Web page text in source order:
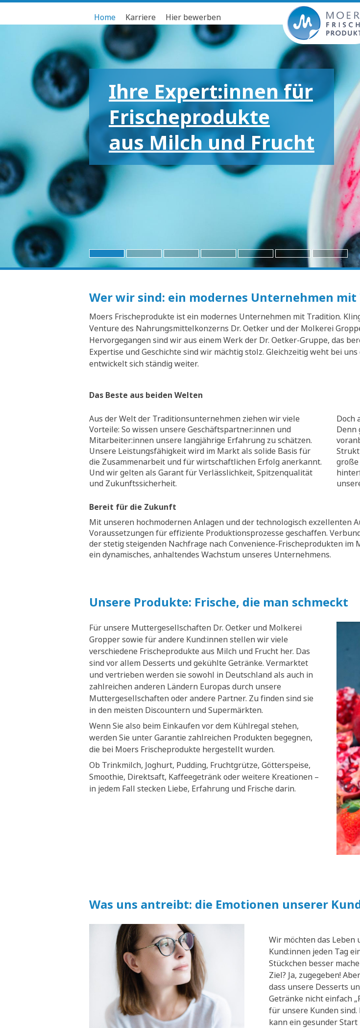
Home Karriere Hier bewerben
Ihre Expert:innen für
Frischeprodukte
aus Milch und Frucht
Für die großen und
kleinen Emotionen
Wer wir sind: ein modernes Unternehmen
Moers Frischeprodukte ist ein modernes Unternehmen mit Tradition.
Venture des Nahrungsmittelkonzerns Dr. Oetker und der Molkerei
Hervorgegangen sind wir aus einem Werk der Dr. Oetker-Gruppe, das
Expertise und Geschichte sind wir mächtig stolz. Gleichzeitig weht bei
entwickelt sich ständig weiter.
Das Beste aus beiden Welten
Aus der Welt der Traditionsunternehmen ziehen wir viele
Vorteile: So wissen unsere Geschäftspartner:innen und
Mitarbeiter:innen unsere langjährige Erfahrung zu schätzen.
Unsere Leistungsfähigkeit wird im Markt als solide Basis für
die Zusammenarbeit und für wirtschaftlichen Erfolg anerkannt.
Und wir gelten als Garant für Verlässlichkeit, Spitzenqualität
und Zukunftssicherheit.
Doch
Denn
große
Bereit für die Zukunft
Mit unseren hochmodernen Anlagen und der technologisch exzellenten
Voraussetzungen für effiziente Produktionsprozesse geschaffen.
der stetig steigenden Nachfrage nach Convenience-Frischeprodukten
ein dynamisches, anhaltendes Wachstum unseres Unternehmens.
Unsere Produkte: Frische, die man schmeckt
Für unsere Muttergesellschaften Dr. Oetker und Molkerei
Gropper sowie für andere Kund:innen stellen wir viele
verschiedene Frischeprodukte aus Milch und Frucht her. Das
sind vor allem Desserts und gekühlte Getränke. Vermarktet
und vertrieben werden sie sowohl in Deutschland als auch in
zahlreichen anderen Ländern Europas durch unsere
Muttergesellschaften oder andere Partner. Zu finden sind sie
in den meisten Discountern und Supermärkten.
Wenn Sie also beim Einkaufen vor dem Kühlregal stehen,
werden Sie unter Garantie zahlreichen Produkten begegnen,
die bei Moers Frischeprodukte hergestellt wurden.
Ob Trinkmilch, Joghurt, Pudding, Fruchtgrütze, Götterspeise,
Smoothie, Direktsaft, Kaffeegetränk oder weitere Kreationen –
in jedem Fall stecken Liebe, Erfahrung und Frische darin.
Was uns antreibt: die Emotionen unserer
Wir möchten das Leben
Kund:innen jeden Tag
Stückchen besser
Ziel? Ja, zugegeben!
dass unsere Desserts
Getränke nicht einfach
für unsere Kunden sind.
kann ein gesunder Start